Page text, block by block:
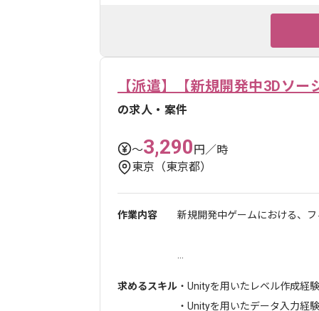
【派遣】【新規開発中3Dソ
の求人・案件
〜3,290円／時
東京（東京都）
作業内容 新規開発中ゲームにおける、
求めるスキル ・Unityを用いたレベル作成経験
・Unityを用いたデータ入力経験